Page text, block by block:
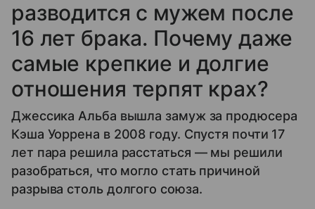
разводится с мужем после
16 лет брака. Почему даже
самые крепкие и долгие
отношения терпят крах?
Джессика Альба вышла замуж за продюсера
Кэша Уоррена в 2008 году. Спустя почти 17
лет пара решила расстаться — мы решили
разобраться, что могло стать причиной
разрыва столь долгого союза.